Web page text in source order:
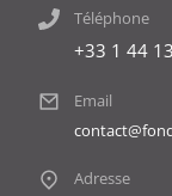
Téléphone
+33 1 44
Email
Adresse